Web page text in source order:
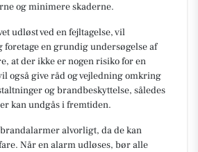
og minimere skaderne.
udløst ved en fejltagelse, vil
en grundig undersøgelse af
at der ikke er nogen risiko for en
også give råd og vejledning omkring
og brandbeskyttelse, således
kan undgås i fremtiden.
alvorligt, da de kan
Når en alarm udløses, bør alle